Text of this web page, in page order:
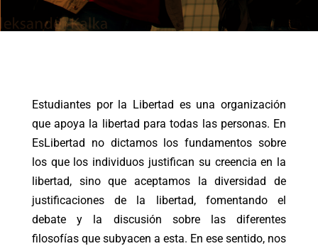
Estudiantes por la Libertad es una organización
que apoya la libertad para todas las personas. En
EsLibertad no dictamos los fundamentos sobre
los que los individuos justifican su creencia en la
libertad, sino que aceptamos la diversidad de
justificaciones de la libertad, fomentando el
debate y la discusión sobre las diferentes
filosofías que subyacen a esta. En ese sentido, nos